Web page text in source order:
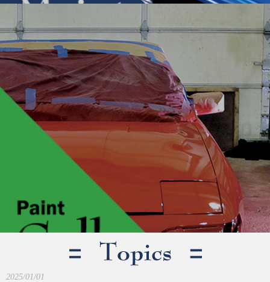
2025/01/01